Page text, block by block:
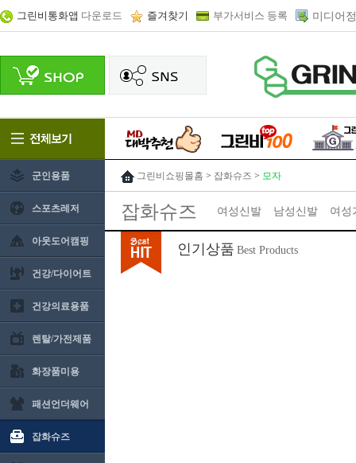
그린비통화앱 다운로드 즐겨찾기 부가서비스 등록 미디어
군인용품
스포츠레저
아웃도어캠핑
건강/다이어트
건강의료용품
렌탈/가전제품
화장품미용
패션언더웨어
잡화슈즈
그린비쇼핑몰홈 > 잡화슈즈 > 모자
잡화슈즈 여성신발 남성신발 여성
인기상품 Best Products